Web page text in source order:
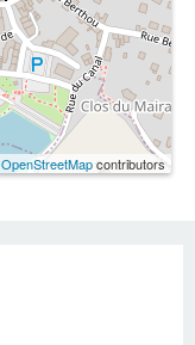
OpenStreetMapcontributors